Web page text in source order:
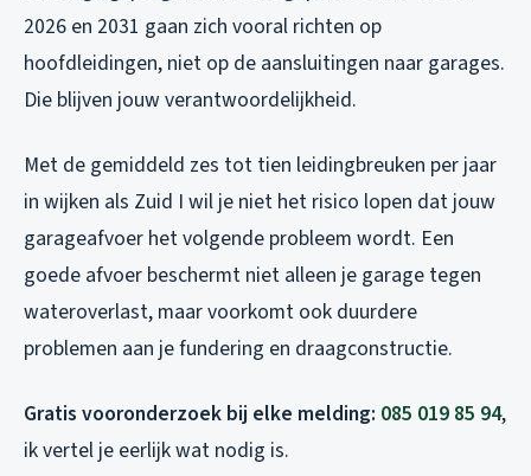
2026 en 2031 gaan zich vooral richten op
hoofdleidingen, niet op de aansluitingen naar garages.
Die blijven jouw verantwoordelijkheid.
Met de gemiddeld zes tot tien leidingbreuken per jaar
in wijken als Zuid I wil je niet het risico lopen dat jouw
garageafvoer het volgende probleem wordt. Een
goede afvoer beschermt niet alleen je garage tegen
wateroverlast, maar voorkomt ook duurdere
problemen aan je fundering en draagconstructie.
Gratis vooronderzoek bij elke melding: 085 019 85 94,
ik vertel je eerlijk wat nodig is.